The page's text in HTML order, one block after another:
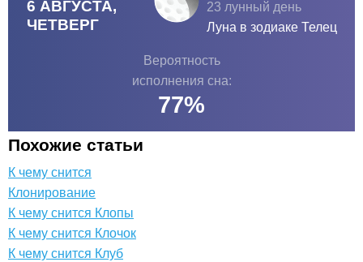
6 АВГУСТА,
ЧЕТВЕРГ
23 лунный день
Луна в зодиаке Телец
Вероятность
исполнения сна:
77%
Похожие статьи
К чему снится
Клонирование
К чему снится Клопы
К чему снится Клочок
К чему снится Клуб